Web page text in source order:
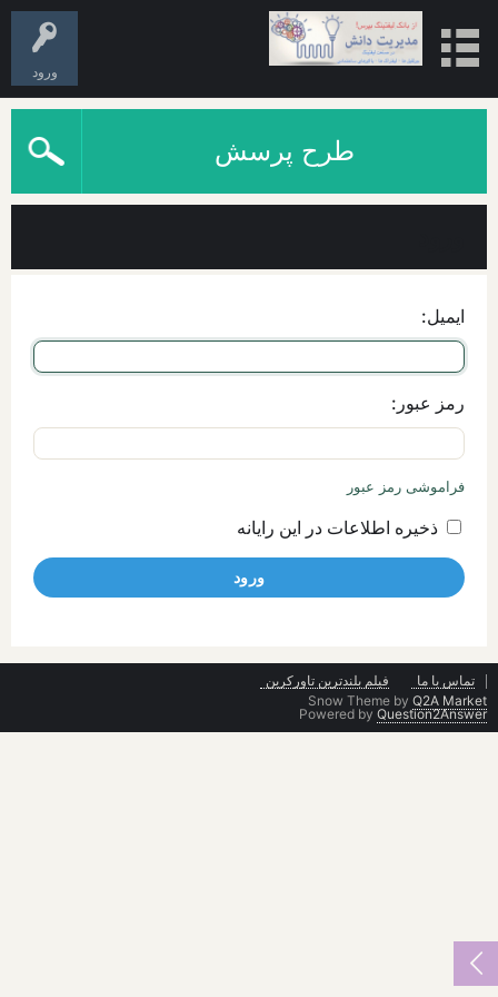
ورود
طرح پرسش
ایمیل:
رمز عبور:
فراموشی رمز عبور
ذخیره اطلاعات در این رایانه
تماس با ما
فیلم بلندترین تاورکرین
Snow Theme by Q2A Market
Powered by Question2Answer